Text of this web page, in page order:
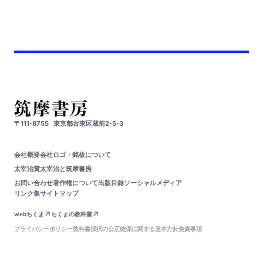
〒111-8755 東京都台東区蔵前2-5-3
会社概要会社ロゴ・銘板について
太宰治賞太宰治と筑摩書房
お問い合わせ著作権について出版目録ソーシャルメディア
リンク集サイトマップ
webちくま
ちくまの教科書
プライバシーポリシー教科書採択の公正確保に関する基本方針免責事項